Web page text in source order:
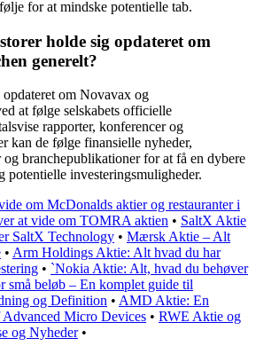
for at mindske potentielle tab.
holde sig opdateret om
generelt?
om Novavax og
at følge selskabets officielle
rapporter, konferencer og
kan de følge finansielle nyheder,
branchepublikationer for at få en dybere
potentielle investeringsmuligheder.
om McDonalds aktier og restauranter i
at vide om TOMRA aktien • SaltX Aktie
SaltX Technology • Mærsk Aktie – Alt
• Arm Holdings Aktie: Alt hvad du har
• `Nokia Aktie: Alt, hvad du behøver
små beløb – En komplet guide til
og Definition • AMD Aktie: En
Advanced Micro Devices • RWE Aktie og
og Nyheder•